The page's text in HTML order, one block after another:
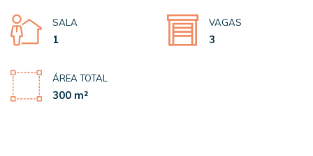
SALA
1
VAGAS
3
ÁREA TOTAL
300 m²